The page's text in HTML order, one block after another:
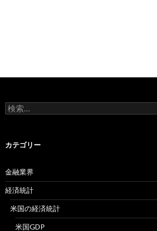
検
索:
カテゴリー
金融業界
経済統計
米国の経済統計
米国GDP